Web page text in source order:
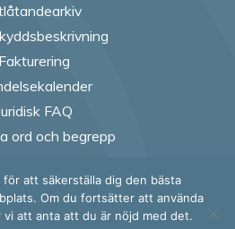
Fakturering
FAQ
ord och begrepp
us on
Follow us on
Follow
att säkerställa dig den bästa
Om du fortsätter att använda
vi att anta att du är nöjd med det.